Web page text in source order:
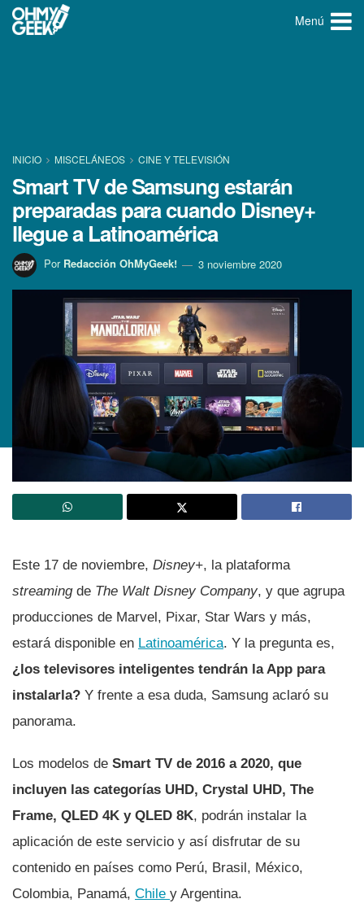
Menú
INICIO MISCELÁNEOS CINE Y TELEVISIÓN
Smart TV de Samsung estarán
preparadas para cuando Disney+
llegue a Latinoamérica
Por Redacción OhMyGeek! 3 noviembre 2020
Este 17 de noviembre, Disney+, la plataforma
streaming de The Walt Disney Company, y que agrupa
producciones de Marvel, Pixar, Star Wars y más,
estará disponible en Latinoamérica. Y la pregunta es,
¿los televisores inteligentes tendrán la App para
instalarla? Y frente a esa duda, Samsung aclaró su
panorama.
Los modelos de Smart TV de 2016 a 2020, que
incluyen las categorí­as UHD, Crystal UHD, The
Frame, QLED 4K y QLED 8K, podrán instalar la
aplicación de este servicio y así­ disfrutar de su
contenido en paí­ses como Perú, Brasil, México,
Colombia, Panamá, Chile y Argentina.